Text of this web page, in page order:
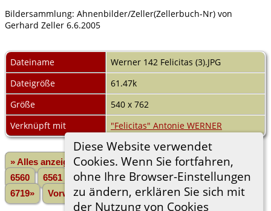
Diese Website verwendet
Cookies. Wenn Sie fortfahren,
ohne Ihre Browser-Einstellungen
zu ändern, erklären Sie sich mit
der Nutzung von Cookies
Bildersammlung: Ahnenbilder/Zeller(Zellerbuch-Nr) von
Gerhard Zeller 6.6.2005
Dateiname
Werner 142 Felicitas (3).JPG
Dateigröße
61.47k
Größe
540 x 762
Verknüpft mit
"Felicitas" Antonie WERNER
» Alles anzeigen «Zurück «1 ... 6558
6559
6560
6561 6562 6563 6564 6565 6566
...
6719»
Vorwärts»